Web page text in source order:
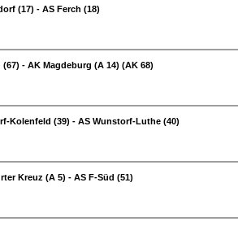
(17) - AS Ferch (18)
(67) - AK Magdeburg (A 14) (AK 68)
Kolenfeld (39) - AS Wunstorf-Luthe (40)
Kreuz (A 5) - AS F-Süd (51)